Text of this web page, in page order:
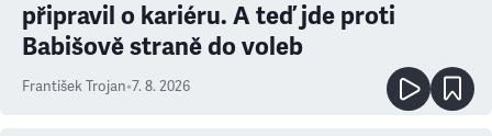
připravil o kariéru. A teď jde proti
Babišově straně do voleb
František Trojan•7. 8. 2026